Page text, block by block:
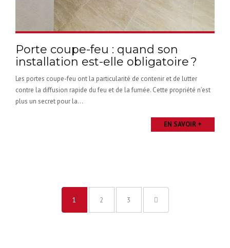
Porte coupe-feu : quand son
installation est-elle obligatoire ?
Les portes coupe-feu ont la particularité de contenir et de lutter
contre la diffusion rapide du feu et de la fumée. Cette propriété n’est
plus un secret pour la...
EN SAVOIR +
1 2 3